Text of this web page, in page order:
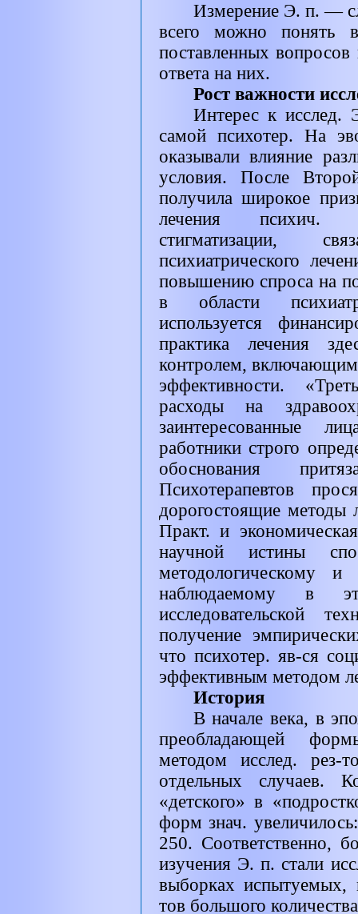
Измерение Э. п. —
всего можно понять
поставленных
ответа на них.
Рост важности
Интерес к исслед.
самой психотер. На
оказывали влияние
условия. После
получила широкое
лечения психич.
стигматизации,
психиатрического
повышению спроса на
в области
используется
практика лечения
контролем, включающим
эффективности.
расходы на
заинтересованные
работники строго
обоснования
Психотерапевтов
дорогостоящие методы
Практ. и
научной истины
методологическому и
наблюдаемому в
исследовательской
получение
что психотер. яв-ся
эффективным методом
История
В начале века, в
преобладающей
методом исслед. рез-
отдельных случаев.
«детского» в
форм знач.
250. Соответственно,
изучения Э. п. стали
выборках испытуемых,
тов большого